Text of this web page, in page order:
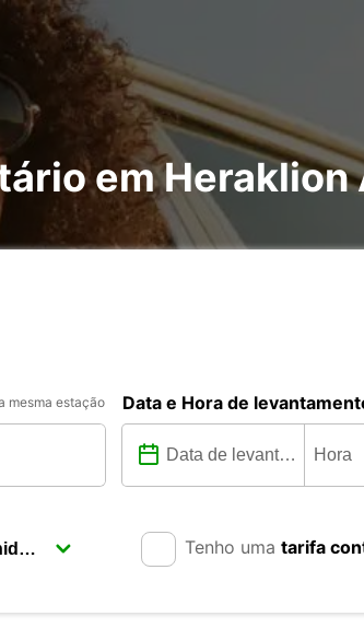
em
mesma estação Data e Hora de
Tenho uma tarifa